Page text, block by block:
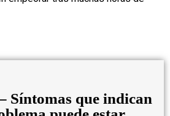
Síntomas que indican